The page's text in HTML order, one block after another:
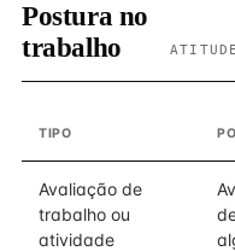
Postura no
trabalho
TIPO
Avaliação de
trabalho ou
atividade